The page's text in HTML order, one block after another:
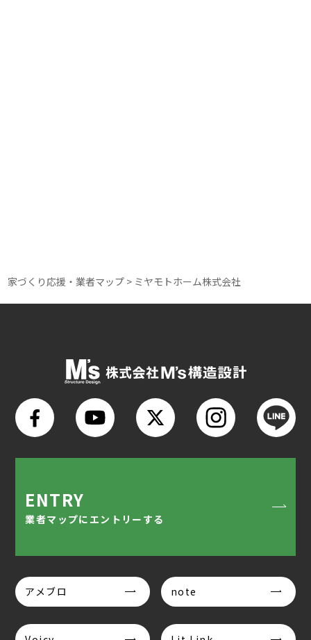
家づくり応援・業者マップ > ミヤモトホーム株式会社
ENTRY
業者マップにエントリーする
アメブロ note